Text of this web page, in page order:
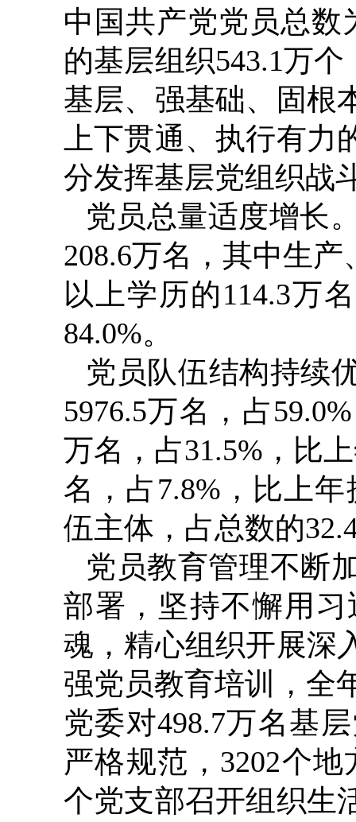
中国共产党党员总数
的基层组织543.1万
基层、强基础、固根
上下贯通、执行有
分发挥基层党组织战
党员总量适度增长
208.6万名，其中生
以上学历的114.3万
84.0%。
党员队伍结构持续
5976.5万名，占
万名，占31.5%，比
名，占7.8%，比上
伍主体，占总数的
党员教育管理不断
部署，坚持不懈用
魂，精心组织开展深
强党员教育培训，全
党委对498.7万名基
严格规范，3202个
个党支部召开组织生